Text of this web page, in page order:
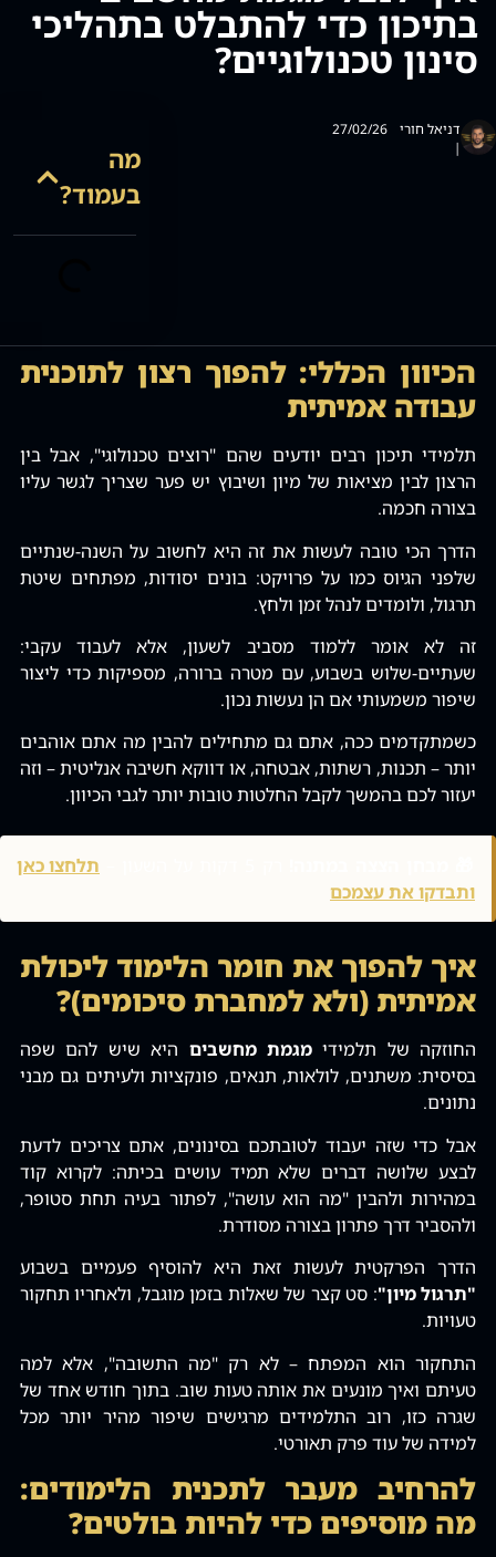
בתיכון כדי להתבלט בתהליכי
סינון טכנולוגיים?
דניאל חורי
|
27/02/26
מה
בעמוד?
הכיוון הכללי: להפוך רצון לתוכנית
עבודה אמיתית
תלמידי תיכון רבים יודעים שהם "רוצים טכנולוגי"‚ אבל בין
הרצון לבין מציאות של מיון ושיבוץ יש פער שצריך לגשר עליו
בצורה חכמה.
הדרך הכי טובה לעשות את זה היא לחשוב על השנה-שנתיים
שלפני הגיוס כמו על פרויקט: בונים יסודות‚ מפתחים שיטת
תרגול‚ ולומדים לנהל זמן ולחץ.
זה לא אומר ללמוד מסביב לשעון‚ אלא לעבוד עקבי:
שעתיים-שלוש בשבוע‚ עם מטרה ברורה‚ מספיקות כדי ליצור
שיפור משמעותי אם הן נעשות נכון.
כשמתקדמים ככה‚ אתם גם מתחילים להבין מה אתם אוהבים
יותר – תכנות‚ רשתות‚ אבטחה‚ או דווקא חשיבה אנליטית – וזה
יעזור לכם בהמשך לקבל החלטות טובות יותר לגבי הכיוון.
תלחצו כאן
ותבדקו את עצמכם
איך להפוך את חומר הלימוד ליכולת
אמיתית (ולא למחברת סיכומים)?
החוזקה של תלמידימגמת מחשבים היא שיש להם שפה
בסיסית: משתנים‚ לולאות‚ תנאים‚ פונקציות ולעיתים גם מבני
נתונים.
אבל כדי שזה יעבוד לטובתכם בסינונים‚ אתם צריכים לדעת
לבצע שלושה דברים שלא תמיד עושים בכיתה: לקרוא קוד
במהירות ולהבין "מה הוא עושה"‚ לפתור בעיה תחת סטופר‚
ולהסביר דרך פתרון בצורה מסודרת.
הדרך הפרקטית לעשות זאת היא להוסיף פעמיים בשבוע
"תרגול מיון": סט קצר של שאלות בזמן מוגבל‚ ולאחריו תחקור
טעויות.
התחקור הוא המפתח – לא רק "מה התשובה"‚ אלא למה
טעיתם ואיך מונעים את אותה טעות שוב. בתוך חודש אחד של
שגרה כזו‚ רוב התלמידים מרגישים שיפור מהיר יותר מכל
למידה של עוד פרק תאורטי.
להרחיב מעבר לתכנית הלימודים:
מה מוסיפים כדי להיות בולטים?
font_download סמן קישורים
לאפס
cached